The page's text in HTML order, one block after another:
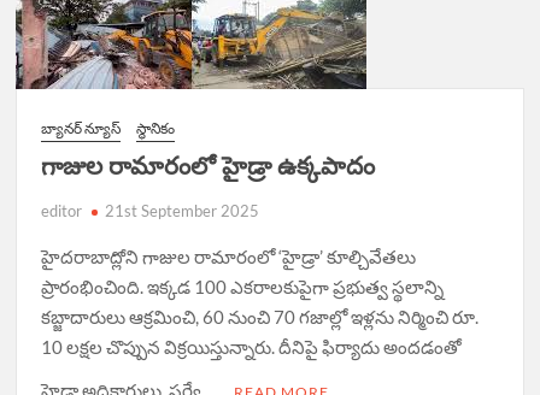
బ్యానర్ న్యూస్ స్థానికం
గాజుల రామారంలో హైడ్రా ఉక్కపాదం
editor 21st September 2025
హైదరాబాద్లోని గాజుల రామారంలో ‘హైడ్రా’ కూల్చివేతలు
ప్రారంభించింది. ఇక్కడ 100 ఎకరాలకుపైగా ప్రభుత్వ స్థలాన్ని
కబ్జాదారులు ఆక్రమించి, 60 నుంచి 70 గజాల్లో ఇళ్లను నిర్మించి రూ.
10 లక్షల చొప్పున విక్రయిస్తున్నారు. దీనిపై ఫిర్యాదు అందడంతో